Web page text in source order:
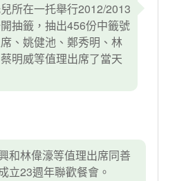
所在一托舉行2012/2013
抽籤，抽出456份中籤號
、姚健池、鄭秀明、林
明威等值理出席了當天
和林偉濠等值理出席同善
立23週年聯歡餐會。